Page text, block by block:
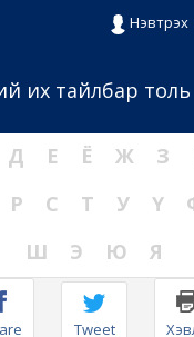
Нэвтрэх
их тайлбар толь
Д Е Ё Ж З
Р С Т У Ү
Ш
Э Ю Я
Tweet